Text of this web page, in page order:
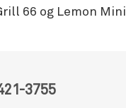
3755
66 og Lemon Mini